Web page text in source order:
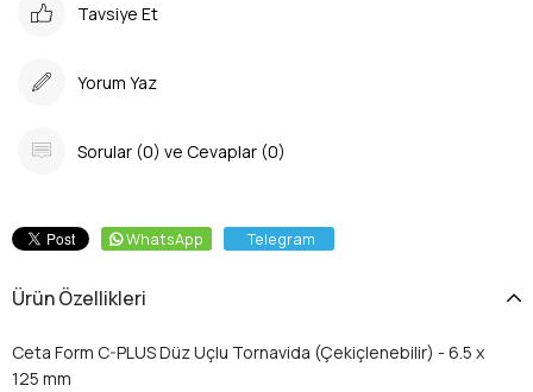
Tavsiye Et
Yorum Yaz
Sorular (0) ve Cevaplar (0)
WhatsApp Telegram
Ürün Özellikleri
Ceta Form C-PLUS Düz Uçlu Tornavida (Çekiçlenebilir) - 6.5 x
125 mm